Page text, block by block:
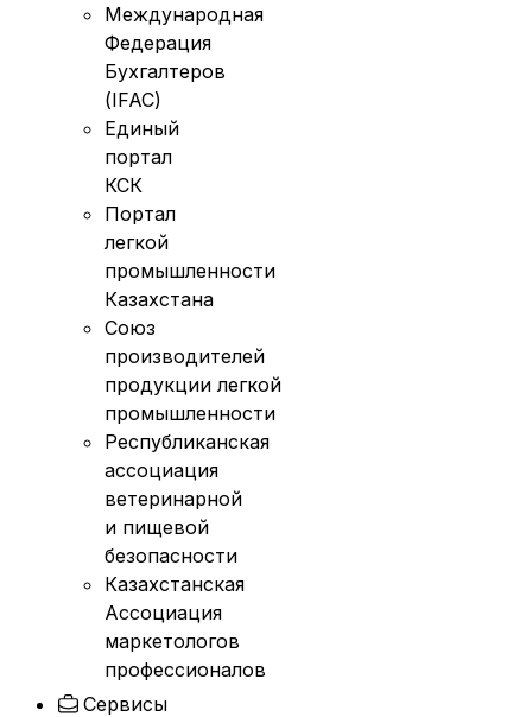
Международная
Федерация
Бухгалтеров
(IFAC)
Единый
портал
КСК
Портал
легкой
промышленности
Казахстана
Союз
производителей
продукции легкой
промышленности
Республиканская
ассоциация
ветеринарной
и пищевой
безопасности
Казахстанская
Ассоциация
маркетологов
профессионалов
Сервисы